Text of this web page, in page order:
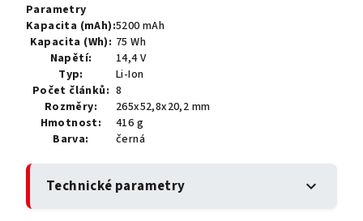
Parametry
Kapacita (mAh):5200 mAh
Kapacita (Wh): 75 Wh
Napětí:
14,4 V
Typ:
Li-Ion
Počet článků: 8
Rozměry:
265x52,8x20,2 mm
Hmotnost:
416 g
Barva:
černá
Technické parametry expand_more